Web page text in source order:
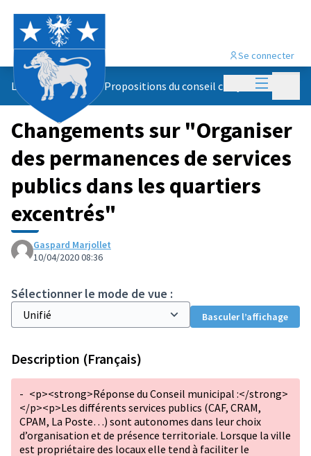
Menu
Se connecter
Le conseil citoyen Propositions du conseil citoyen
Changements sur "Organiser
des permanences de services
publics dans les quartiers
excentrés"
Gaspard Marjollet
10/04/2020 08:36
Sélectionner le mode de vue :
Basculer l’affichage
Description (Français)
- <p><strong>Réponse du Conseil municipal :</strong>
</p><p>Les différents services publics (CAF, CRAM,
CPAM, La Poste…) sont autonomes dans leur choix
d’organisation et de présence territoriale. Lorsque la ville
est propriétaire des locaux elle tend à faciliter le